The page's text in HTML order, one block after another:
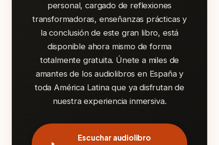
personal, cargado de reflexiones
transformadoras, enseñanzas prácticas y
la conclusión de este gran libro, está
disponible ahora mismo de forma
totalmente gratuita. Únete a miles de
amantes de los audiolibros en España y
toda América Latina que ya disfrutan de
nuestra experiencia inmersiva.
Escuchar audiolibro